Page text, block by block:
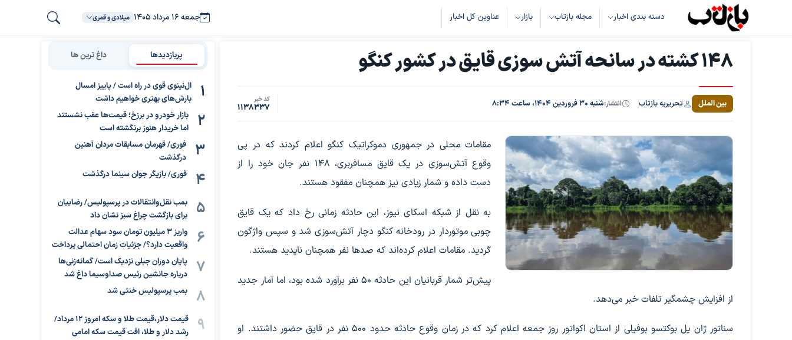
دسته بندی اخبار مجله بازتاب بازار عناوین کل اخبار جمعه ۱۶ مرداد ۱۴۰۵ میلادی و قمری
۱۴۸ کشته در سانحه آتش سوزی قایق در کشور کنگو
بین الملل تحریریه بازتاب انتشار:شنبه ۳۰ فروردین ۱۴۰۴، ساعت ۸:۳۴ کد خبر
1138337
مقامات محلی در جمهوری دموکراتیک کنگو اعلام کردند که در پی
وقوع آتش‌سوزی در یک قایق مسافربری، ۱۴۸ نفر جان خود را از
دست داده و شمار زیادی نیز همچنان مفقود هستند.
به نقل از شبکه اسکای نیوز، این حادثه زمانی رخ داد که یک قایق
چوبی موتوردار در رودخانه کنگو دچار آتش‌سوزی شد و سپس واژگون
گردید. مقامات اعلام کرده‌اند که صدها نفر همچنان ناپدید هستند.
پیش‌تر شمار قربانیان این حادثه ۵۰ نفر برآورد شده بود، اما آمار جدید
از افزایش چشمگیر تلفات خبر می‌دهد.
سناتور ژان پل بوکتسو بوفیلی از استان اکواتور روز جمعه اعلام کرد که در زمان وقوع حادثه حدود ۵۰۰ نفر در قایق حضور داشتند. او
پربازدیدها داغ ترین ها
ال‌نینوی قوی در راه است / پاییز امسال
بارش‌های بهتری خواهیم داشت
بازار خودرو در برزخ؛ قیمت‌ها عقب نشستند
اما خریدار هنوز برنگشته است
فوری/ قهرمان مسابقات مردان آهنین
درگذشت
فوری/ بازیگر جوان سینما درگذشت
بمب نقل‌وانتقالات در پرسپولیس/ رضاییان
برای بازگشت چراغ سبز نشان داد
واریز ۳ میلیون تومان سود سهام عدالت
واقعیت دارد؟/ جزئیات زمان احتمالی پرداخت
پایان دوران جبلی نزدیک است/ گمانه‌زنی‌ها
درباره جانشین رئیس صداوسیما داغ شد
بمب پرسپولیس خنثی شد
قیمت دلار،قیمت طلا و سکه امروز ۱۲ مرداد/
رشد دلار و طلا، افت قیمت سکه امامی